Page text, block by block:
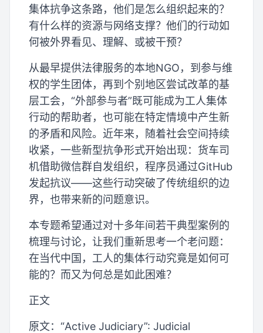
集体抗争这条路，他们是怎么组织起来的？
有什么样的资源与网络支撑？他们的行动如
何被外界看见、理解、或被干预？
从最早提供法律服务的本地NGO，到参与维
权的学生团体，再到个别地区尝试改革的基
层工会，“外部参与者”既可能成为工人集体
行动的帮助者，也可能在特定情境中产生新
的矛盾和风险。近年来，随着社会空间持续
收紧，一些新型抗争形式开始出现：货车司
机借助微信群自发组织，程序员通过GitHub
发起抗议——这些行动突破了传统组织的边
界，也带来新的问题意识。
本专题希望通过对十多年间若干典型案例的
梳理与讨论，让我们重新思考一个老问题：
在当代中国，工人的集体行动究竟是如何可
能的？而又为何总是如此困难？
正文
原文：“Active Judiciary”: Judicial